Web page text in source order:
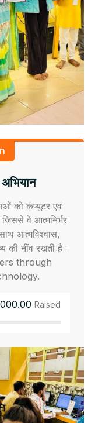
को कंप्यूटर एवं
जिससे वे आत्मनिर्भर
आत्मविश्वास,
की नींव रखती है।
through
Raised